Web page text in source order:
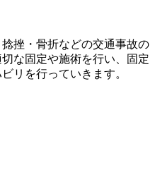
挫・骨折などの交通事故の
な固定や施術を行い、固定
リを行っていきます。